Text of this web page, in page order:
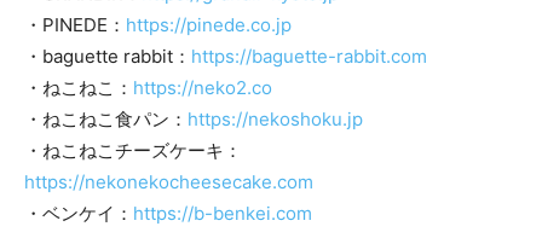
・PINEDE： https://pinede.co.jp
・baguette rabbit： https://baguette-rabbit.com
・ねこねこ： https://neko2.co
・ねこねこ食パン：​ https://nekoshoku.jp
・ねこねこチーズケーキ：
https://nekonekocheesecake.com
・ベンケイ： https://b-benkei.com